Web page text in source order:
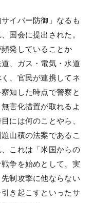
イバー防御」なるも
国会に提出された。
発していることか
、ガス・電気・水道
、官民が連携してネ
知した時点で警察と
害化措置が取れるよ
には何のことやら、
山積の法案であるこ
これは「米国からの
争を始めとして、実
制攻撃に他ならない
き起こすといったサ